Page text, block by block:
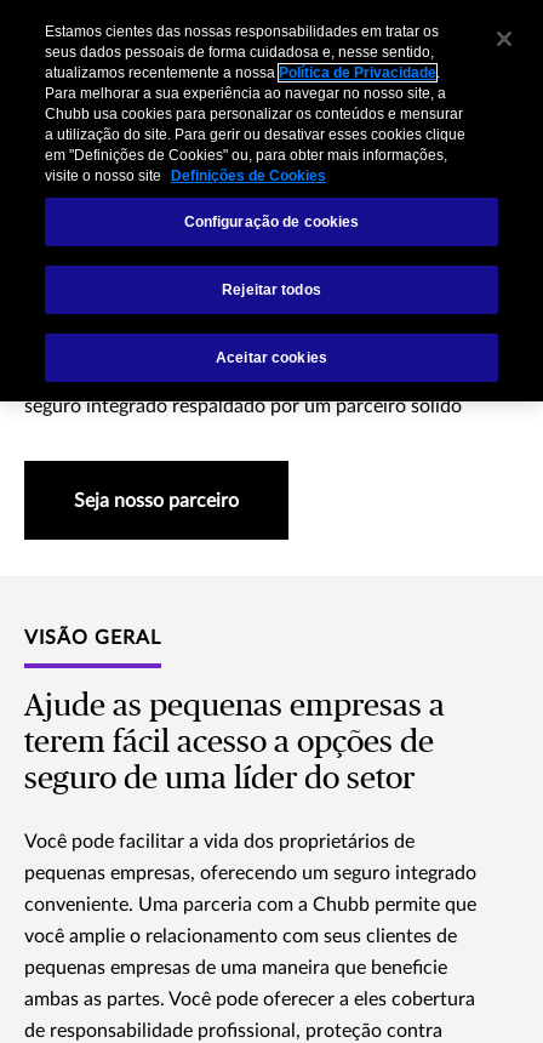
Pequeñas Empresas
seguro integrado respaldado por um parceiro sólido
Seja nosso parceiro
VISÃO GERAL
Ajude as pequenas empresas a
terem fácil acesso a opções de
seguro de uma líder do setor
Você pode facilitar a vida dos proprietários de
pequenas empresas, oferecendo um seguro integrado
conveniente. Uma parceria com a Chubb permite que
você amplie o relacionamento com seus clientes de
pequenas empresas de uma maneira que beneficie
ambas as partes. Você pode oferecer a eles cobertura
de responsabilidade profissional, proteção contra
Estamos cientes das nossas responsabilidades em tratar os
seus dados pessoais de forma cuidadosa e, nesse sentido,
atualizamos recentemente a nossa Política de Privacidade.
Para melhorar a sua experiência ao navegar no nosso site, a
Chubb usa cookies para personalizar os conteúdos e mensurar
a utilização do site. Para gerir ou desativar esses cookies clique
em "Definições de Cookies" ou, para obter mais informações,
visite o nosso site
Definições de Cookies
Configuração de cookies
Rejeitar todos
Aceitar cookies